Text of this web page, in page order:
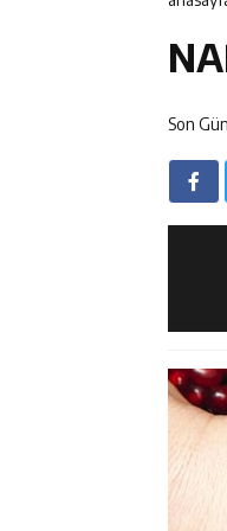
Son